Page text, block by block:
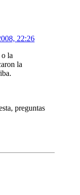
22:26
o la
la
preguntas